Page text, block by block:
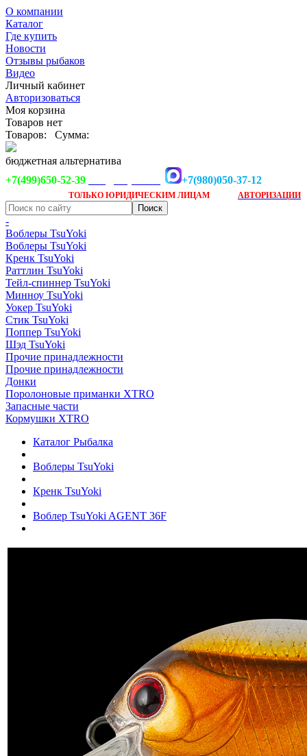
О компании
Каталог
Где купить
Новости
Отзывы рыбаков
Видео
Личный кабинет
Авторизоваться
Моя корзина
Товаров нет
Товаров:
Сумма:
бюджетная альтернатива
+7(499)650-52-39
+7(980)050-37-12
ТОЛЬКО ЮРИДИЧЕСКИМ ЛИЦАМ АВТОРИЗАЦИИ
-
Воблеры TsuYoki
Воблеры TsuYoki
Кренк TsuYoki
Раттлин TsuYoki
Тейл-спиннер TsuYoki
Минноу TsuYoki
Уокер TsuYoki
Стик TsuYoki
Поппер TsuYoki
Шэд TsuYoki
Прочие принадлежности
Прочие принадлежности
Донки
Поролоновые приманки XTRO
Запасные части
Кормушки XTRO
Каталог Рыбалка
Воблеры TsuYoki
Кренк TsuYoki
Воблер TsuYoki AGENT 36F